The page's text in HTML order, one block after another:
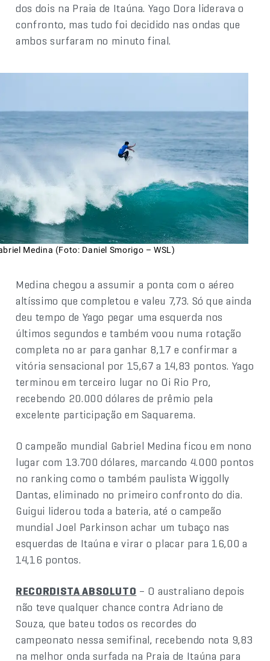
dos dois na Praia de Itaúna. Yago Dora liderava o
confronto, mas tudo foi decidido nas ondas que
ambos surfaram no minuto final.
Medina (Foto: Daniel Smorigo – WSL)
Medina chegou a assumir a ponta com o aéreo
altíssimo que completou e valeu 7,73. Só que ainda
deu tempo de Yago pegar uma esquerda nos
últimos segundos e também voou numa rotação
completa no ar para ganhar 8,17 e confirmar a
vitória sensacional por 15,67 a 14,83 pontos. Yago
terminou em terceiro lugar no Oi Rio Pro,
recebendo 20.000 dólares de prêmio pela
excelente participação em Saquarema.
O campeão mundial Gabriel Medina ficou em nono
lugar com 13.700 dólares, marcando 4.000 pontos
no ranking como o também paulista Wiggolly
Dantas, eliminado no primeiro confronto do dia.
Guigui liderou toda a bateria, até o campeão
mundial Joel Parkinson achar um tubaço nas
esquerdas de Itaúna e virar o placar para 16,00 a
14,16 pontos.
RECORDISTA ABSOLUTO – O australiano depois
não teve qualquer chance contra Adriano de
Souza, que bateu todos os recordes do
campeonato nessa semifinal, recebendo nota 9,83
na melhor onda surfada na Praia de Itaúna para